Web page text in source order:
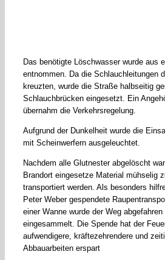
Das benötigte Löschwasser wurde aus
entnommen. Da die Schlauchleitungen
kreuzten, wurde die Straße halbseitig
Schlauchbrücken eingesetzt. Ein
übernahm die Verkehrsregelung.
Aufgrund der Dunkelheit wurde die
mit Scheinwerfern ausgeleuchtet.
Nachdem alle Glutnester abgelöscht
Brandort eingesetze Material mühselig
transportiert werden. Als besonders
Peter Weber gespendete
einer Wanne wurde der Weg
eingesammelt. Die Spende hat der
aufwendigere, kräftezehrendere und
Abbauarbeiten erspart